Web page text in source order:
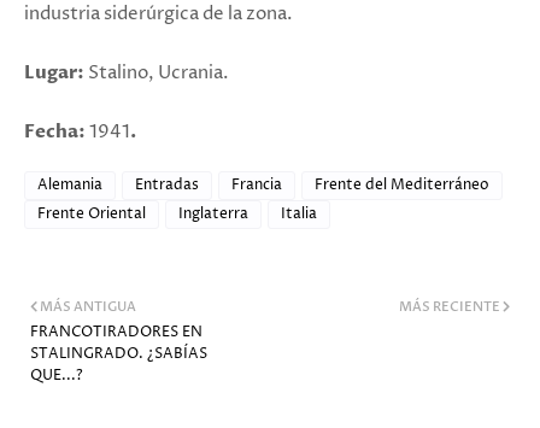
industria siderúrgica de la zona.
Lugar: Stalino, Ucrania.
Fecha: 1941.
Alemania Entradas Francia
Frente del Mediterráneo
Frente Oriental
Inglaterra Italia
MÁS RECIENTE
MÁS ANTIGUA
FRANCOTIRADORES EN
STALINGRADO. ¿SABÍAS
QUE...?